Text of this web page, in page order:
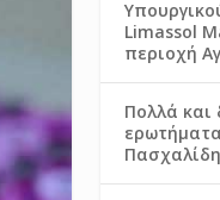
Limassol
περιοχή
Πολλά και
Πασχαλίδη